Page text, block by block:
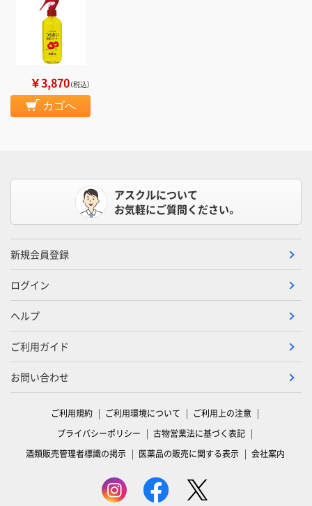
￥3,870（税込）
カゴへ
アスクルについて
お気軽にご質問ください。
新規会員登録
ログイン
ヘルプ
ご利用ガイド
お問い合わせ
ご利用規約 ご利用環境について
ご利用上の注意
プライバシーポリシー
古物営業法に基づく表記
酒類販売管理者標識の掲示
医薬品の販売に関する表示 会社案内